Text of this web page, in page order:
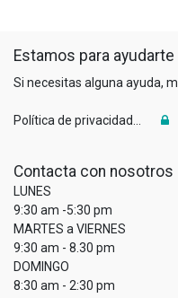
Estamos para ayudarte
Si necesitas alguna ayuda,
Política de privacidad...
Contacta con nosotros
LUNES
9:30 am -5:30 pm
MARTES a VIERNES
9:30 am - 8.30 pm
DOMINGO
8:30 am - 2:30 pm